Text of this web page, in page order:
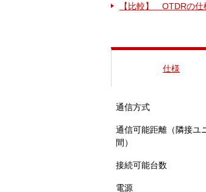
【比較】 OTDRの仕
仕様
通信方式
通信可能距離（隣接ユ
間）
接続可能台数
電源